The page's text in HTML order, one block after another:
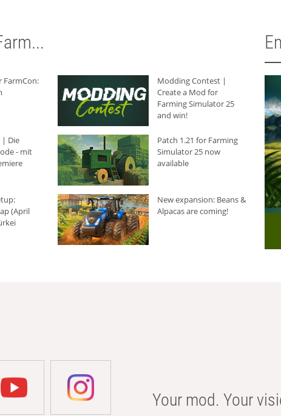
FarmCon:
Modding Contest |
Create a Mod for
Farming Simulator 25
and win!
| Die
- mit
Patch 1.21 for Farming
Simulator 25 now
available
(April
New expansion: Beans &
Alpacas are coming!
Your mod. Your